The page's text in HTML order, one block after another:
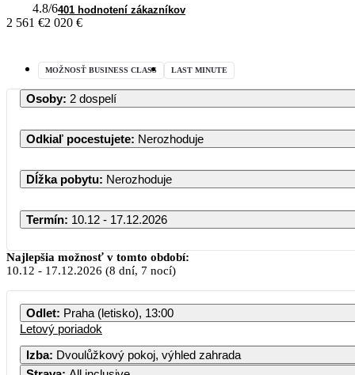
4.8/6401 hodnotení zákazníkov
2 561 €2 020 €
MOŽNOSŤ BUSINESS CLASS LAST MINUTE
Osoby: 2 dospelí
Odkiaľ pocestujete: Nerozhoduje
Dĺžka pobytu: Nerozhoduje
Termín: 10.12 - 17.12.2026
PO UT ST
Najlepšia možnosť v tomto období:
10.12 - 17.12.2026 (8 dní, 7 nocí)
Odlet: Praha (letisko), 13:00
Letový poriadok
Izba: Dvoulůžkový pokoj, výhled zahrada